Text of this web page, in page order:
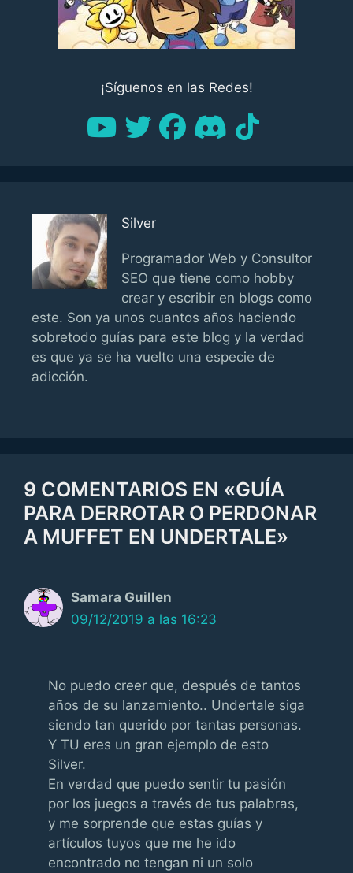
¡Síguenos en las Redes!
Silver
Programador Web y Consultor
SEO que tiene como hobby
crear y escribir en blogs como
este. Son ya unos cuantos años haciendo
sobretodo guías para este blog y la verdad
es que ya se ha vuelto una especie de
adicción.
9 COMENTARIOS EN «GUÍA
PARA DERROTAR O PERDONAR
A MUFFET EN UNDERTALE»
Samara Guillen
09/12/2019 a las 16:23
No puedo creer que, después de tantos
años de su lanzamiento.. Undertale siga
siendo tan querido por tantas personas.
Y TU eres un gran ejemplo de esto
Silver.
En verdad que puedo sentir tu pasión
por los juegos a través de tus palabras,
y me sorprende que estas guías y
artículos tuyos que me he ido
encontrado no tengan ni un solo